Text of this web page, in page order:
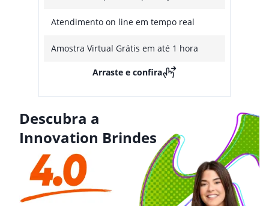
Atendimento on line em tempo real
Amostra Virtual Grátis em até 1 hora
Arraste e confira
Descubra a
Innovation Brindes